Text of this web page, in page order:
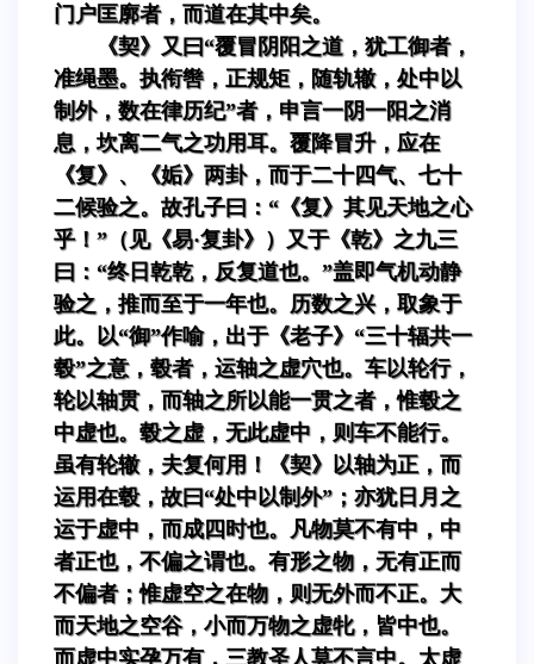
门户匡廓者，而道在其中矣。
《契》又曰“覆冒阴阳之道，犹工御者，
准绳墨。执衔辔，正规矩，随轨辙，处中以
制外，数在律历纪”者，申言一阴一阳之消
息，坎离二气之功用耳。覆降冒升，应在
《复》、《姤》两卦，而于二十四气、七十
二候验之。故孔子曰：“《复》其见天地之心
乎！”（见《易·复卦》）又于《乾》之九三
曰：“终日乾乾，反复道也。”盖即气机动静
验之，推而至于一年也。历数之兴，取象于
此。以“御”作喻，出于《老子》“三十辐共一
毂”之意，毂者，运轴之虚穴也。车以轮行，
轮以轴贯，而轴之所以能一贯之者，惟毂之
中虚也。毂之虚，无此虚中，则车不能行。
虽有轮辙，夫复何用！《契》以轴为正，而
运用在毂，故曰“处中以制外”；亦犹日月之
运于虚中，而成四时也。凡物莫不有中，中
者正也，不偏之谓也。有形之物，无有正而
不偏者；惟虚空之在物，则无外而不正。大
而天地之空谷，小而万物之虚牝，皆中也。
而虚中实孕万有，三教圣人莫不言中。太虚